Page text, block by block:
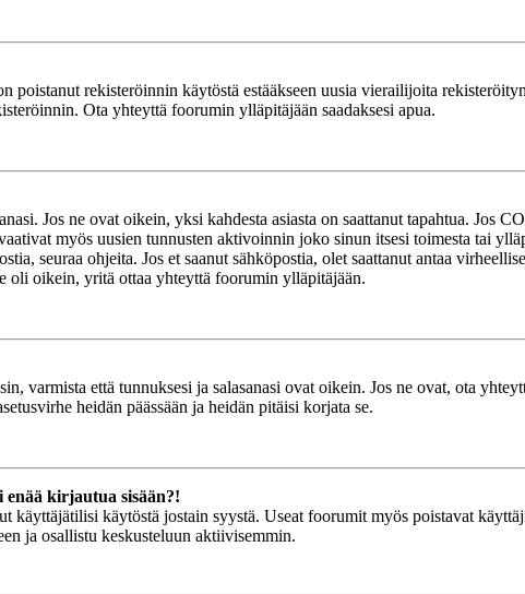
poistanut rekisteröinnin käytöstä estääkseen uusia vierailijoita
Ota yhteyttä foorumin ylläpitäjään saadaksesi apua.
Jos ne ovat oikein, yksi kahdesta asiasta on saattanut tapahtua. Jos
myös uusien tunnusten aktivoinnin joko sinun itsesi toimesta tai
seuraa ohjeita. Jos et saanut sähköpostia, olet saattanut antaa
oli oikein, yritä ottaa yhteyttä foorumin ylläpitäjään.
varmista että tunnuksesi ja salasanasi ovat oikein. Jos ne ovat, ota
heidän päässään ja heidän pitäisi korjata se.
kirjautua sisään?!
käyttäjätilisi käytöstä jostain syystä. Useat foorumit myös poistavat
ja osallistu keskusteluun aktiivisemmin.